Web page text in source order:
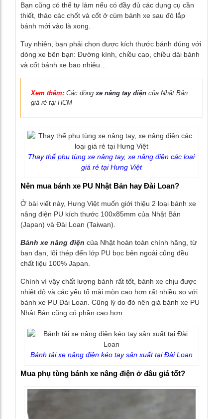
Bạn cũng có thể tự làm nếu có đầy đủ các dụng cụ cần
thiết, tháo các chốt và cốt ở cùm bánh xe sau đó lắp
bánh mới vào là xong.
Tuy nhiên, bạn phải chọn được kích thước bánh đúng với
dòng xe bên bạn: Đường kính, chiều cao, chiều dài bánh
và cốt bánh xe bao nhiêu…
Xem thêm: Các dòngxe nâng tay điện của Nhật Bản
giá rẻ tại HCM
Thay thế phụ tùng xe nâng tay, xe nâng điện các loại
giá rẻ tại Hưng Việt
Nên mua bánh xe PU Nhật Bản hay Đài Loan?
Ở bài viết này, Hưng Việt muốn giới thiệu 2 loại bánh xe
nâng điện PU kích thước 100x85mm của Nhật Bản
(Japan) và Đài Loan (Taiwan).
Bánh xe nâng điện của Nhật hoàn toàn chính hãng, từ
bạn đạn, lõi thép đến lớp PU bọc bên ngoài cũng đều
chất liệu 100% Japan.
Chính vì vậy chất lượng bánh rất tốt, bánh xe chịu được
nhiệt độ và các yếu tố mài mòn cao hơn rất nhiều so với
bánh xe PU Đài Loan. Cũng lý do đó nên giá bánh xe PU
Nhật Bản cũng có phần cao hơn.
Bánh tải xe nâng điện kéo tay sản xuất tại Đài Loan
Mua phụ tùng bánh xe nâng điện ở đâu giá tốt?